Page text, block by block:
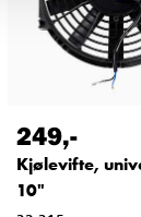
249,-
Kjølevifte,
10"